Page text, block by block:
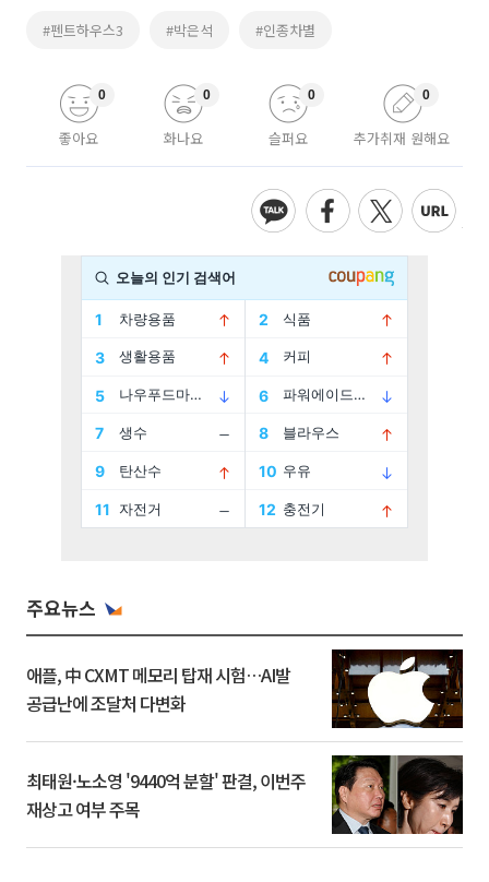
#펜트하우스3 #박은석 #인종차별
좋아요
0
화나요
0
슬퍼요
0
추가취재 원해요
0
주요뉴스
애플, 中 CXMT 메모리 탑재 시험…AI발
공급난에 조달처 다변화
최태원·노소영 '9440억 분할' 판결, 이번주
재상고 여부 주목